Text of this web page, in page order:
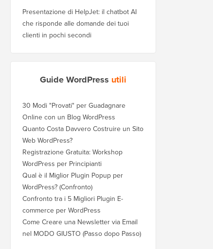
Presentazione di HelpJet: il chatbot AI
che risponde alle domande dei tuoi
clienti in pochi secondi
Guide WordPress utili
30 Modi "Provati" per Guadagnare
Online con un Blog WordPress
Quanto Costa Davvero Costruire un Sito
Web WordPress?
Registrazione Gratuita: Workshop
WordPress per Principianti
Qual è il Miglior Plugin Popup per
WordPress? (Confronto)
Confronto tra i 5 Migliori Plugin E-
commerce per WordPress
Come Creare una Newsletter via Email
nel MODO GIUSTO (Passo dopo Passo)